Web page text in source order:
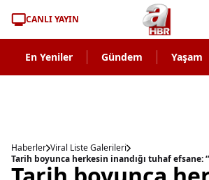
CANLI YAYIN
En Yeniler Gündem Yaşam
Haberler Viral Liste Galerileri